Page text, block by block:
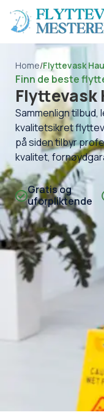
Home/Flyttevask
Finn de beste
Flyttevask
Sammenlign
kvalitetsikret
på siden tilbyr
kvalitet,
Gratis og
uforpliktende